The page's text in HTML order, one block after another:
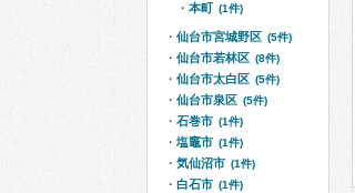
本町 (1件)
仙台市宮城野区 (5件)
仙台市若林区 (8件)
仙台市太白区 (5件)
仙台市泉区 (5件)
石巻市 (1件)
塩竈市 (1件)
気仙沼市 (1件)
白石市 (1件)